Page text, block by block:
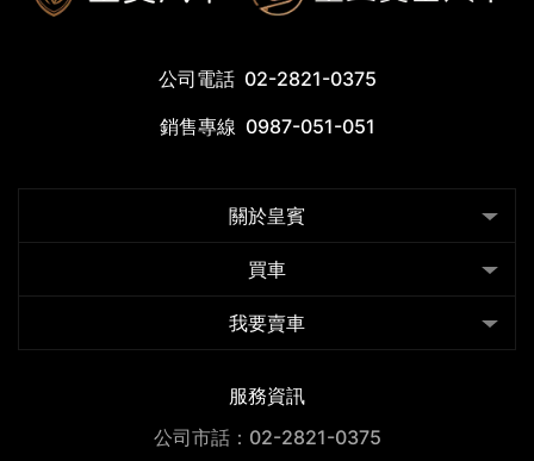
公司電話 02-2821-0375
銷售專線 0987-051-051
關於皇賓
買車
我要賣車
服務資訊
公司市話：02-2821-0375